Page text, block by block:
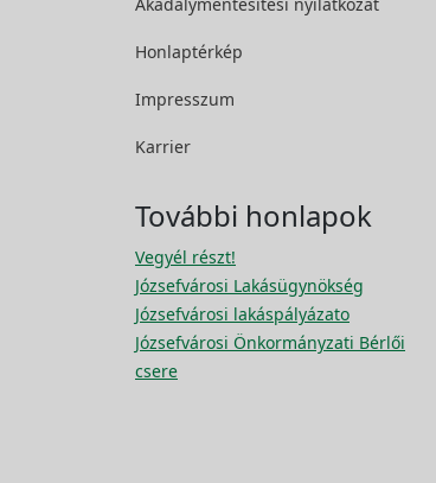
Honlaptérkép
Impresszum
Karrier
További honlapok
Vegyél részt!
Józsefvárosi Lakásügynökség
Józsefvárosi lakáspályázato
Józsefvárosi Önkormányzati Bérlői
csere